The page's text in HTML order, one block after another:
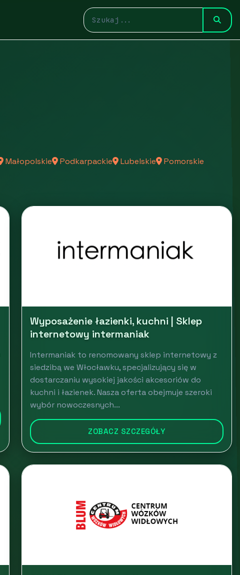
Małopolskie Podkarpackie Lubelskie
Pomorskie
Wyposażenie łazienki, kuchni | Sklep
internetowy intermaniak
Intermaniak to renomowany sklep internetowy z
siedzibą we Włocławku, specjalizujący się w
dostarczaniu wysokiej jakości akcesoriów do
kuchni i łazienek. Nasza oferta obejmuje szeroki
wybór nowoczesnych...
ZOBACZ SZCZEGÓŁY